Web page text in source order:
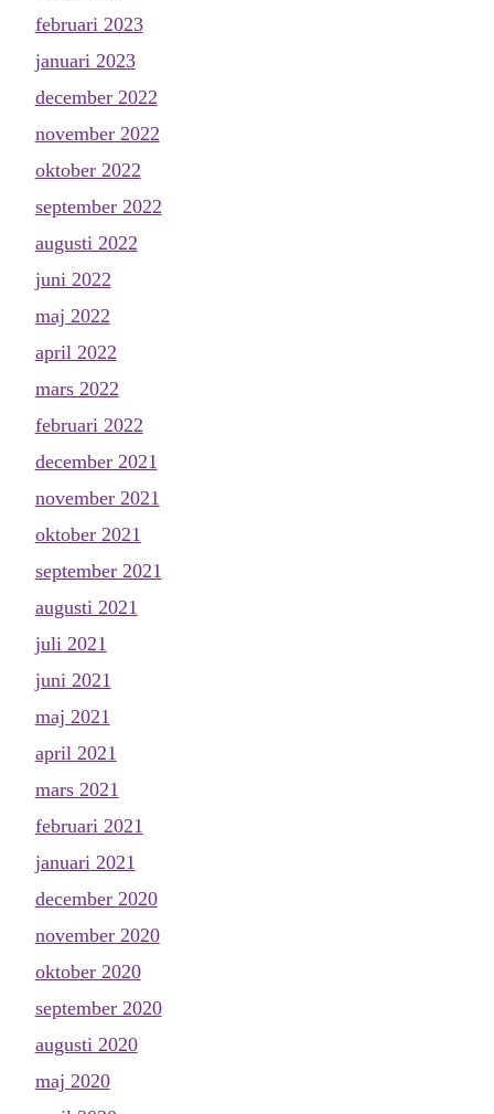
februari 2023
januari 2023
december 2022
november 2022
oktober 2022
september 2022
augusti 2022
juni 2022
maj 2022
april 2022
mars 2022
februari 2022
december 2021
november 2021
oktober 2021
september 2021
augusti 2021
juli 2021
juni 2021
maj 2021
april 2021
mars 2021
februari 2021
januari 2021
december 2020
november 2020
oktober 2020
september 2020
augusti 2020
maj 2020